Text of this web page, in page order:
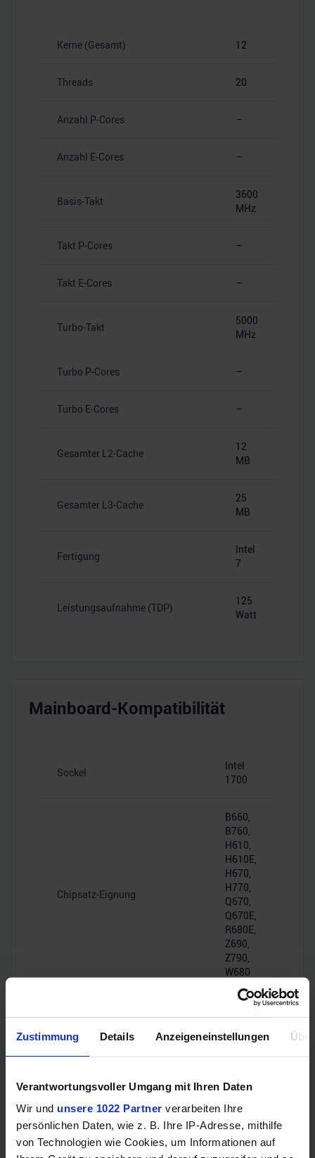
Zustimmung Details Anzeigeneinstellungen
Verantwortungsvoller Umgang mit Ihren Daten
Wir und unsere 1022 Partner verarbeiten Ihre
persönlichen Daten, wie z. B. Ihre IP-Adresse, mithilfe
von Technologien wie Cookies, um Informationen auf
Kerne (Gesamt) 12
Threads 20
Anzahl P-Cores –
Anzahl E-Cores –
Basis-Takt
3600
MHz
Takt P-Cores –
Takt E-Cores –
Turbo-Takt
5000
MHz
Turbo P-Cores –
Turbo E-Cores –
Gesamter L2-Cache
12
MB
Gesamter L3-Cache
25
MB
Fertigung
Intel
7
Leistungsaufnahme (TDP)
125
Watt
Mainboard-Kompatibilität
Sockel
Intel
1700
Chipsatz-Eignung
B660,
B760,
H610,
H610E,
H670,
H770,
Q670,
Q670E,
R680E,
Z690,
Z790,
W680
Chipsatz-Interface
16GT/s
PCIe-Lanes 20